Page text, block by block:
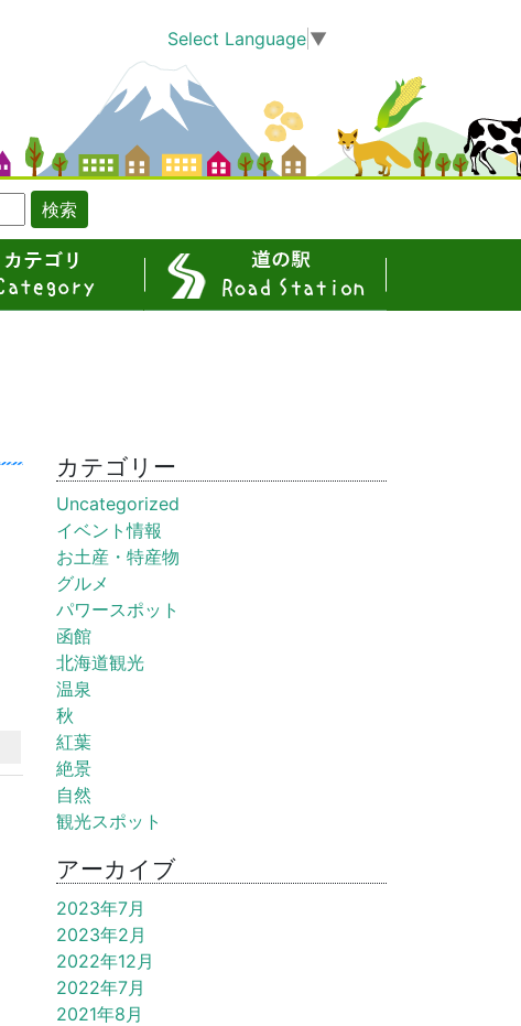
Select Language ▼
検索
カテゴリー
Uncategorized
イベント情報
お土産・特産物
グルメ
パワースポット
函館
北海道観光
温泉
秋
紅葉
絶景
自然
観光スポット
アーカイブ
2023年7月
2023年2月
2022年12月
2022年7月
2021年8月